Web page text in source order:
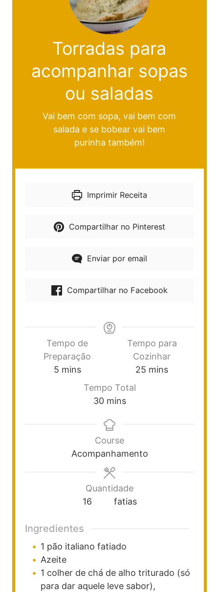
Torradas para
acompanhar sopas
ou saladas
Vai bem com sopa, vai bem com
salada e se bobear vai bem
purinha também!
Imprimir Receita
Compartilhar no Pinterest
Enviar por email
Compartilhar no Facebook
Tempo de
Preparação
5 mins
Tempo para
Cozinhar
25 mins
Tempo Total
30 mins
Course
Acompanhamento
Quantidade
16
fatias
Ingredientes
1 pão italiano fatiado
Azeite
1 colher de chá de alho triturado (só
para dar aquele leve sabor),